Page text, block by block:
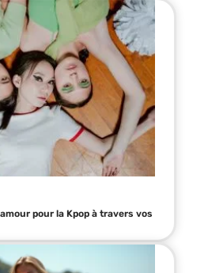
pour la Kpop à travers vos